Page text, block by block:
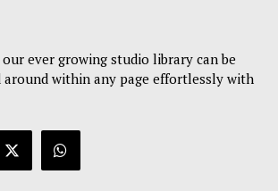
ever growing studio library can be
around within any page effortlessly with